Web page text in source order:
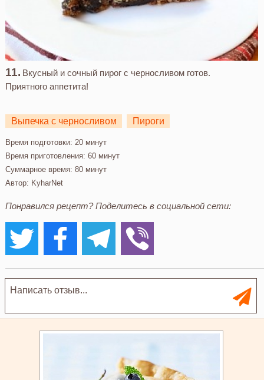
Вкусный и сочный пирог с черносливом готов.
Приятного аппетита!
Выпечка с черносливом Пироги
Время подготовки: 20 минут
Время приготовления: 60 минут
Суммарное время: 80 минут
Автор: KyharNet
Понравился рецепт? Поделитесь в социальной сети: